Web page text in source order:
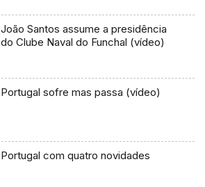
João Santos assume a presidência
do Clube Naval do Funchal (vídeo)
Portugal sofre mas passa (vídeo)
Portugal com quatro novidades